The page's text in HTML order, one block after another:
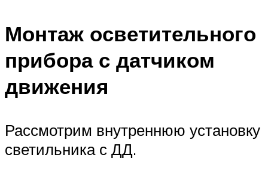
Монтаж осветительного
прибора с датчиком
движения
Рассмотрим внутреннюю установку
светильника с ДД.